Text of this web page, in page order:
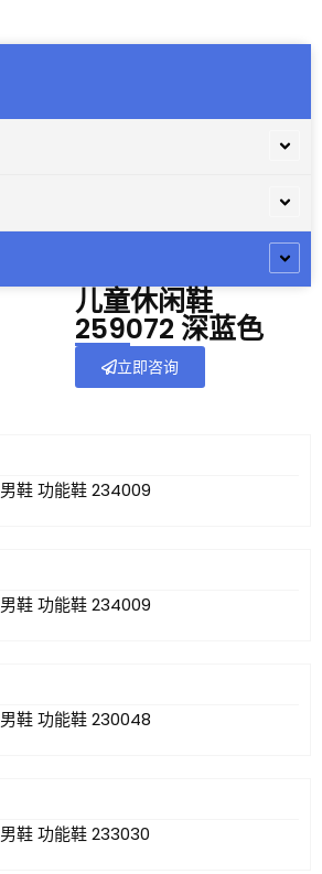
儿童休闲鞋
259072 深蓝色
立即咨询
男鞋 功能鞋 234009
男鞋 功能鞋 234009
男鞋 功能鞋 230048
男鞋 功能鞋 233030